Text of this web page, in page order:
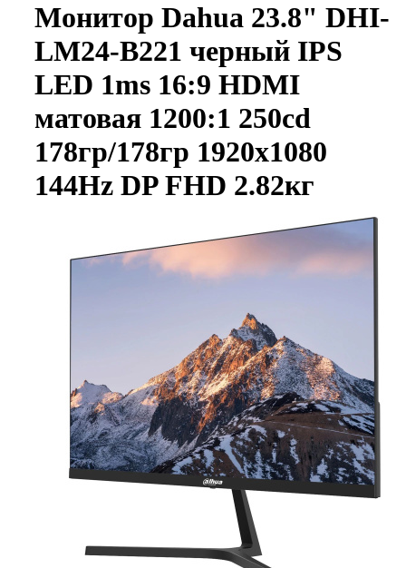
Монитор Dahua 23.8" DHI-
LM24-B221 черный IPS
LED 1ms 16:9 HDMI
матовая 1200:1 250cd
178гр/178гр 1920x1080
144Hz DP FHD 2.82кг